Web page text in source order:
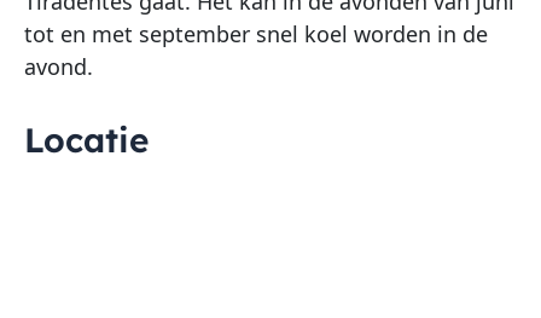
tot en met september snel koel worden in de
avond.
Locatie